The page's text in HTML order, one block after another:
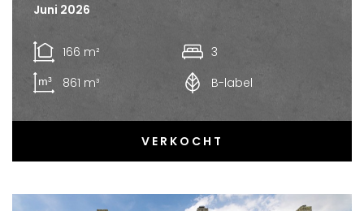
Juni 2026
166 m²
3
861 m³
B-label
VERKOCHT